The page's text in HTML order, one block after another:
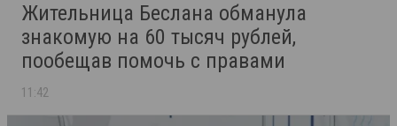
Жительница Беслана обманула
знакомую на 60 тысяч рублей,
пообещав помочь с правами
11:42